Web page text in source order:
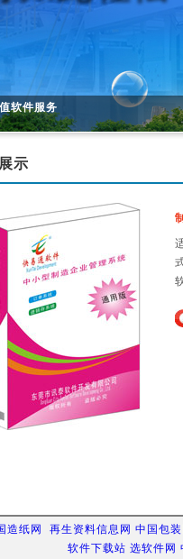
软件服务
示
造纸网 再生资料信息网 中国包装
软件下载站 选软件网